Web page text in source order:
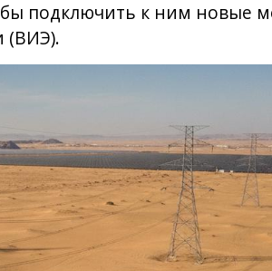
подключить к ним новые
(ВИЭ).